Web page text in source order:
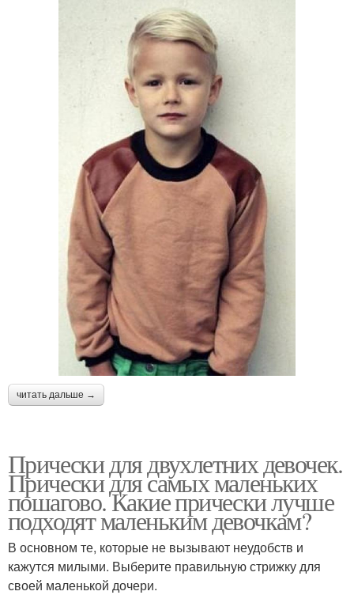
читать дальше →
Прически для двухлетних девочек.
Прически для самых маленьких
пошагово. Какие прически лучше
подходят маленьким девочкам?
В основном те, которые не вызывают неудобств и
кажутся милыми. Выберите правильную стрижку для
своей маленькой дочери.